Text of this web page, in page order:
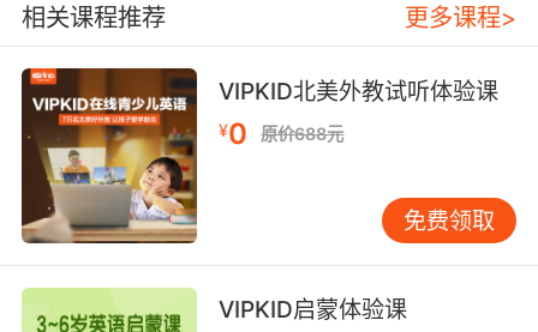
两三页都只能盯图不跟读，多半偏难。偏难的书
不是不能读，但要换成“家长讲故事”为主，不要
要求孩子跟读或指出单词，把它当作亲子听故
事，而不是孩子的阅读任务。 读法要轻：一套“三
步共读”长期复用 很多家庭卡在“到底怎么读才算
读”。建议用一套轻量、固定、可复制的共读方
式，越简单越容易坚持。 第一遍：家长读，孩子
听。 看图就好，语速放慢、语气夸张一点，把故
事的情绪和节奏先立住。听懂多少不是重点，先
让孩子觉得“这本书有意思”。 第二遍：留空让孩
相关课程推荐 更多课程>
VIPKID北美外教试听体验课
¥0 原价688元
免费领取
VIPKID启蒙体验课